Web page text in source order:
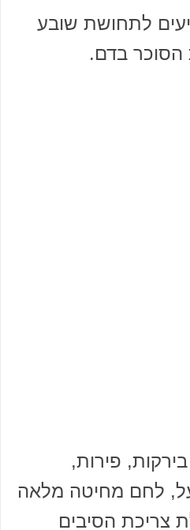
לתחושת שובע
הסוכר בדם.
פירות,
לחם מחיטה מלאה
צריכת הסיבים